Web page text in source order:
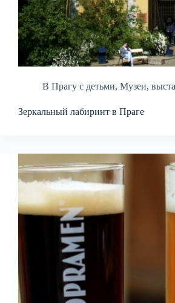
В Прагу с детьми, Музеи,
Зеркальный лабиринт в Праге